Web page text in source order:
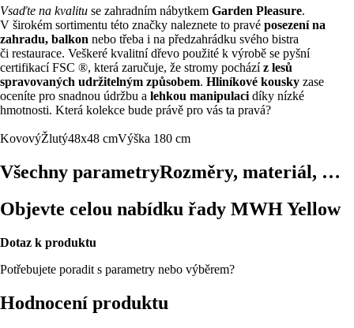
Vsaďte na kvalitu se zahradním nábytkem Garden Pleasure.
V širokém sortimentu této značky naleznete to pravé posezení na
zahradu, balkon nebo třeba i na předzahrádku svého bistra
či restaurace. Veškeré kvalitní dřevo použité k výrobě se pyšní
certifikací FSC ®, která zaručuje, že stromy pocházíz lesů
spravovaných udržitelným způsobem. Hliníkové kousky zase
oceníte pro snadnou údržbu a lehkou manipulaci díky nízké
hmotnosti. Která kolekce bude právě pro vás ta pravá?
KovovýŽlutý48x48 cmVýška 180 cm
Všechny parametryRozměry, materiál, …
Objevte celou nabídku řady MWH Yellow
Dotaz k produktu
Potřebujete poradit s parametry nebo výběrem?
Hodnocení produktu